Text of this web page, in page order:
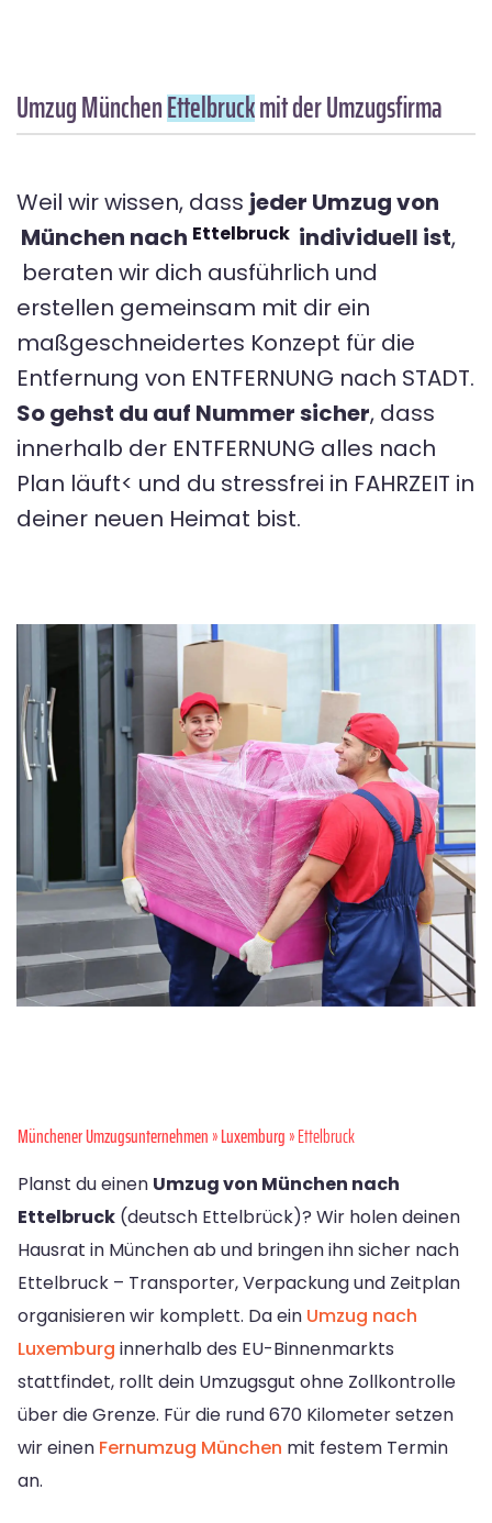
Umzug MünchenEttelbruckmit der Umzugsfirma
Weil wir wissen, dass jeder Umzug von
München nach Ettelbruck individuell ist,
beraten wir dich ausführlich und
erstellen gemeinsam mit dir ein
maßgeschneidertes Konzept für die
Entfernung von ENTFERNUNG nach STADT.
So gehst du auf Nummer sicher, dass
innerhalb der ENTFERNUNG alles nach
Plan läuft< und du stressfrei in FAHRZEIT in
deiner neuen Heimat bist.
Münchener Umzugsunternehmen»Luxemburg» Ettelbruck
Planst du einen Umzug von München nach
Ettelbruck (deutsch Ettelbrück)? Wir holen deinen
Hausrat in München ab und bringen ihn sicher nach
Ettelbruck – Transporter, Verpackung und Zeitplan
organisieren wir komplett. Da ein Umzug nach
Luxemburg innerhalb des EU-Binnenmarkts
stattfindet, rollt dein Umzugsgut ohne Zollkontrolle
über die Grenze. Für die rund 670 Kilometer setzen
wir einen Fernumzug München mit festem Termin
an.